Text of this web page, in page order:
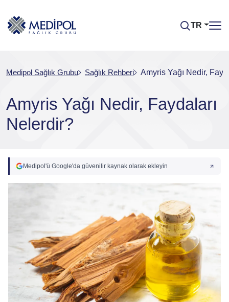
TR
Medipol Sağlık Grubu Sağlık Rehberi Amyris Yağı Nedir,
Amyris Yağı Nedir, Faydaları
Nelerdir?
Medipol'ü Google'da güvenilir kaynak olarak ekleyin